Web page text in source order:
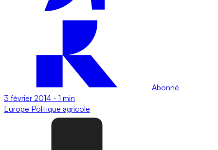
Abonné
3 février 2014 - 1 min
Europe Politique agricole